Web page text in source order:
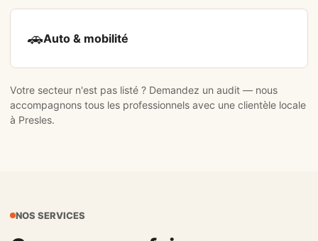
🚗Auto & mobilité
Votre secteur n'est pas listé ? Demandez un audit — nous
accompagnons tous les professionnels avec une clientèle locale
à Presles.
NOS SERVICES